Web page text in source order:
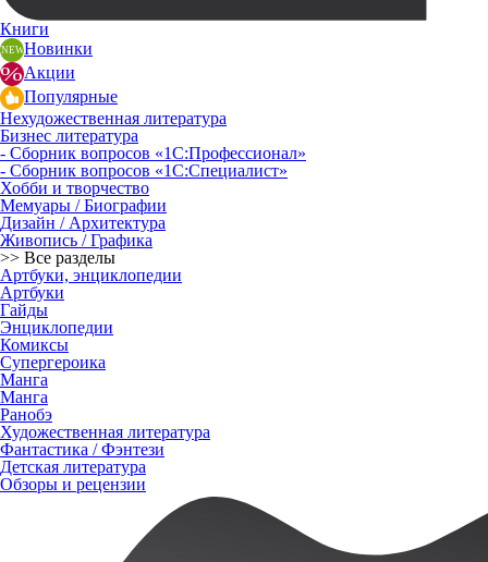
Книги
Новинки
Акции
Популярные
Нехудожественная литература
Бизнес литература
- Сборник вопросов «1С:Профессионал»
- Сборник вопросов «1С:Специалист»
Хобби и творчество
Мемуары / Биографии
Дизайн / Архитектура
Живопись / Графика
>> Все разделы
Артбуки, энциклопедии
Артбуки
Гайды
Энциклопедии
Комиксы
Супергероика
Манга
Манга
Ранобэ
Художественная литература
Фантастика / Фэнтези
Детская литература
Обзоры и рецензии